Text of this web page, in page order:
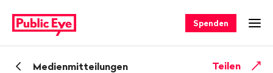
auf
publiceye.ch
Spenden
ZurückMedienmitteilungen Teilen